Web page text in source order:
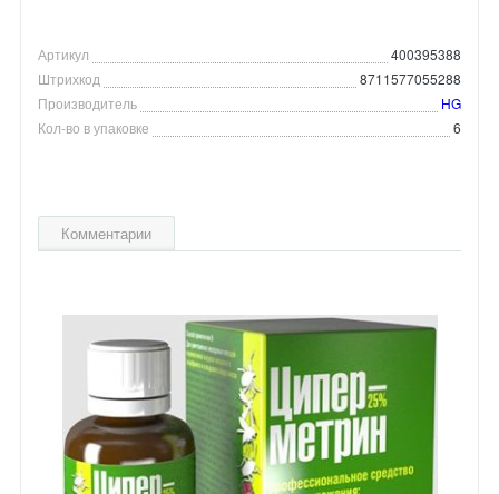
Артикул
400395388
Штрихкод
8711577055288
Производитель
HG
Кол-во в упаковке
6
Комментарии